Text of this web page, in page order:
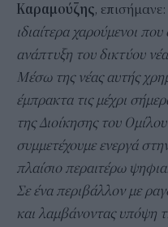
Καραμούζης,
ιδιαίτερα χαρούμενοι
ανάπτυξη του δικτύου
Μέσω της νέας αυτής
έμπρακτα τις μέχρι
της Διοίκησης του
συμμετέχουμε ενεργά
πλαίσιο περαιτέρω
Σε ένα περιβάλλον με
και λαμβάνοντας υπόψη